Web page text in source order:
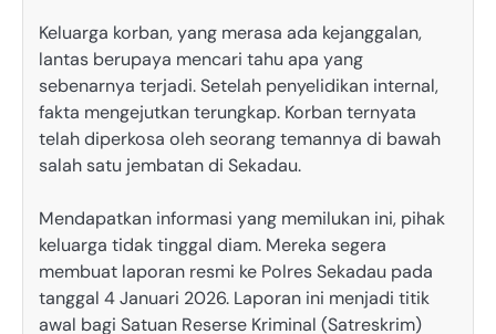
Keluarga korban, yang merasa ada kejanggalan,
lantas berupaya mencari tahu apa yang
sebenarnya terjadi. Setelah penyelidikan internal,
fakta mengejutkan terungkap. Korban ternyata
telah diperkosa oleh seorang temannya di bawah
salah satu jembatan di Sekadau.
Mendapatkan informasi yang memilukan ini, pihak
keluarga tidak tinggal diam. Mereka segera
membuat laporan resmi ke Polres Sekadau pada
tanggal 4 Januari 2026. Laporan ini menjadi titik
awal bagi Satuan Reserse Kriminal (Satreskrim)